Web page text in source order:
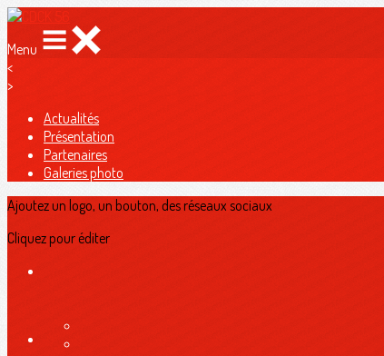
Menu
<
>
Actualités
Présentation
Partenaires
Galeries photo
Ajoutez un logo, un bouton, des réseaux sociaux
Cliquez pour éditer